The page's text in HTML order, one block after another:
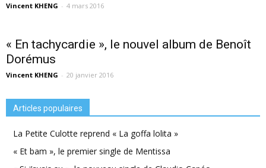
Vincent KHENG - 4 mars 2016
« En tachycardie », le nouvel album de Benoît
Dorémus
Vincent KHENG - 20 janvier 2016
Articles populaires
La Petite Culotte reprend « La goffa lolita »
« Et bam », le premier single de Mentissa